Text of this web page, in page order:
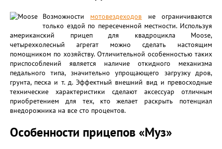
Возможности мотовездеходов не ограничиваются
только ездой по пересеченной местности. Используя
американский прицеп для квадроцикла Moose,
четырехколесный агрегат можно сделать настоящим
помощником по хозяйству. Отличительной особенностью таких
приспособлений является наличие откидного механизма
педального типа, значительно упрощающего загрузку дров,
грунта, песка и т. д. Эффектный внешний вид и превосходные
технические характеристики сделают аксессуар отличным
приобретением для тех, кто желает раскрыть потенциал
внедорожника на все сто процентов.
Особенности прицепов «Муз»